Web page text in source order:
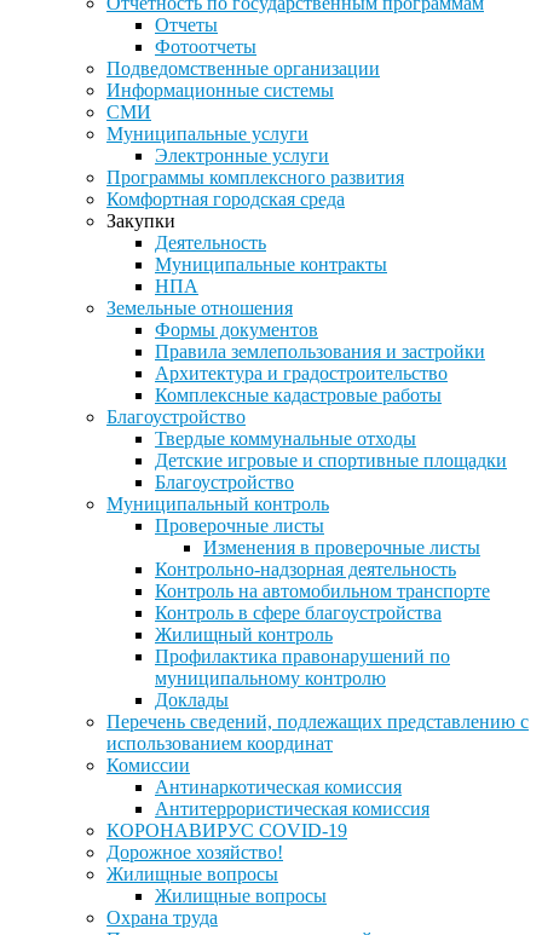
Отчеты
Фотоотчеты
Подведомственные организации
Информационные системы
СМИ
Муниципальные услуги
Электронные услуги
Программы комплексного развития
Комфортная городская среда
Закупки
Деятельность
Муниципальные контракты
НПА
Земельные отношения
Формы документов
Правила землепользования и застройки
Архитектура и градостроительство
Комплексные кадастровые работы
Благоустройство
Твердые коммунальные отходы
Детские игровые и спортивные площадки
Благоустройство
Муниципальный контроль
Проверочные листы
Изменения в проверочные листы
Контрольно-надзорная деятельность
Контроль на автомобильном транспорте
Контроль в сфере благоустройства
Жилищный контроль
Профилактика правонарушений по
муниципальному контролю
Доклады
Перечень сведений, подлежащих представлению с
использованием координат
Комиссии
Антинаркотическая комиссия
Антитеррористическая комиссия
КОРОНАВИРУС COVID-19
Дорожное хозяйство!
Жилищные вопросы
Жилищные вопросы
Охрана труда